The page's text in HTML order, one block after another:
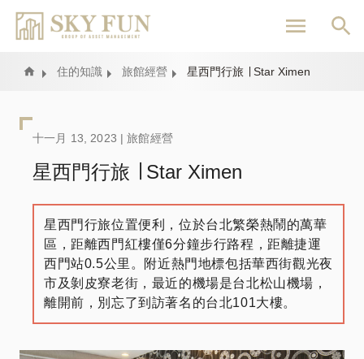
內
Home 住的知識 旅館經營 星西門行旅 ∣ Star Ximen
十一月 13, 2023 |旅館經營
星西門行旅 ∣ Star Ximen
星西門行旅位置便利，位於台北繁榮熱鬧的萬華
區，距離西門紅樓僅6分鐘步行路程，距離捷運
西門站0.5公里。附近熱門地標包括華西街觀光夜
市及剝皮寮老街，最近的機場是台北松山機場，
離開前，別忘了到訪著名的台北101大樓。